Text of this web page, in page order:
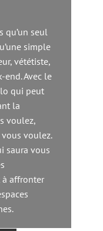
qu’un seul
simple
vététiste,
end. Avec le
qui peut
la
voulez,
voulez.
saura vous
à affronter